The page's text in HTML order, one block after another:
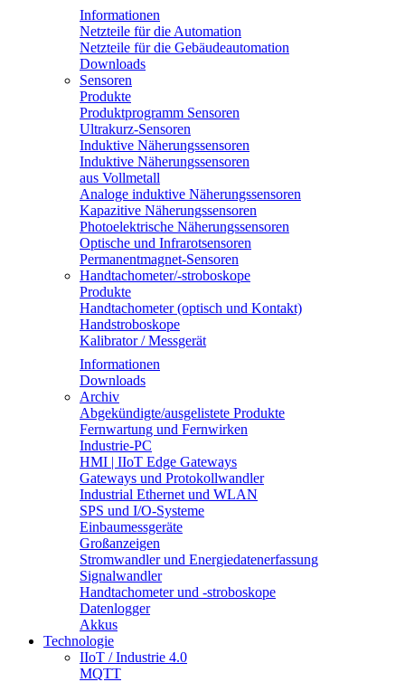
Informationen
Netzteile für die Automation
Netzteile für die Gebäudeautomation
Downloads
Sensoren
Produkte
Produktprogramm Sensoren
Ultrakurz-Sensoren
Induktive Näherungssensoren
Induktive Näherungssensoren
aus Vollmetall
Analoge induktive Näherungssensoren
Kapazitive Näherungssensoren
Photoelektrische Näherungssensoren
Optische und Infrarotsensoren
Permanentmagnet-Sensoren
Handtachometer/-stroboskope
Produkte
Handtachometer (optisch und Kontakt)
Handstroboskope
Kalibrator / Messgerät
Informationen
Downloads
Archiv
Abgekündigte/ausgelistete Produkte
Fernwartung und Fernwirken
Industrie-PC
HMI | IIoT Edge Gateways
Gateways und Protokollwandler
Industrial Ethernet und WLAN
SPS und I/O-Systeme
Einbaumessgeräte
Großanzeigen
Stromwandler und Energiedatenerfassung
Signalwandler
Handtachometer und -stroboskope
Datenlogger
Akkus
Technologie
IIoT / Industrie 4.0
MQTT